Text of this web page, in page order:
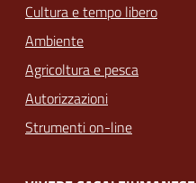
Cultura e tempo libero
Ambiente
Agricoltura e pesca
Autorizzazioni
Strumenti on-line